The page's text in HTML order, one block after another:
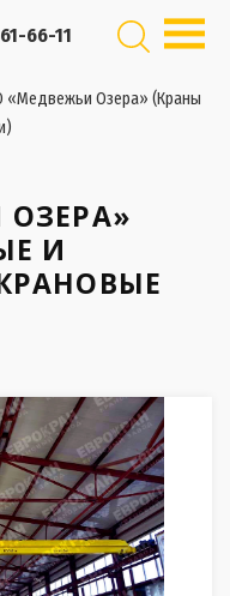
66-11
Озера» (Краны
И